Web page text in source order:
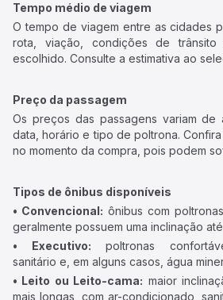
Tempo médio de viagem
O tempo de viagem entre as cidades
rota, viação, condições de
escolhido. Consulte a estimativa ao
Preço da passagem
Os preços das passagens variam de
data, horário e tipo de poltrona.
no momento da compra, pois podem
Tipos de ônibus disponíveis
• Convencional: ônibus com
geralmente possuem uma inclinação
• Executivo: poltronas
sanitário e, em alguns casos, água
• Leito ou Leito-cama: maior
mais longas, com ar-condicionado,